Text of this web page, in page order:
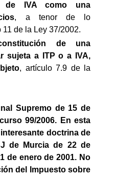
de IVA como una
, a tenor de lo
de la Ley 37/2002.
de una
sujeta a ITP o a IVA,
, artículo 7.9 de la
Supremo de 15 de
99/2006. En esta
doctrina de
de Murcia de 22 de
de enero de 2001. No
del Impuesto sobre